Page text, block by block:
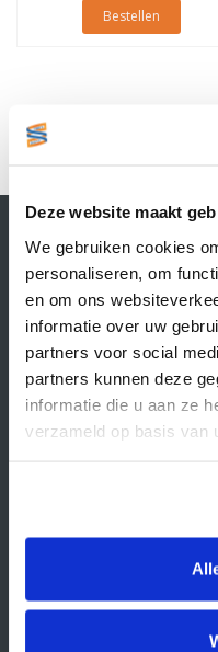
Deze website maakt
We gebruiken cookies
personaliseren, om
en om ons
informatie over uw
partners voor social
partners kunnen deze
informatie die u aan ze
verzameld op basis van
Bestellen
Contactgegevens
Supply Service B.V.
Nijverheidsstraat 25-K
3861 RJ Nijkerk
info@supplyservice.nl
+31 33 468 13 42
KvK nummer: 66384737
Retourbeleid